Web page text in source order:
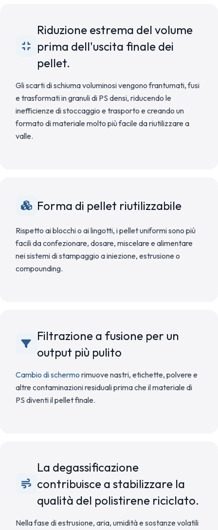
Riduzione estrema del volume
prima dell'uscita finale dei
pellet.
Gli scarti di schiuma voluminosi vengono frantumati, fusi
e trasformati in granuli di PS densi, riducendo le
inefficienze di stoccaggio e trasporto e creando un
formato di materiale molto più facile da riutilizzare a
valle.
Forma di pellet riutilizzabile
Rispetto ai blocchi o ai lingotti, i pellet uniformi sono più
facili da confezionare, dosare, miscelare e alimentare
nei sistemi di stampaggio a iniezione, estrusione o
compounding.
Filtrazione a fusione per un
output più pulito
Cambio di schermo rimuove nastri, etichette, polvere e
altre contaminazioni residuali prima che il materiale di
PS diventi il pellet finale.
La degassificazione
contribuisce a stabilizzare la
qualità del polistirene riciclato.
Nella fase di estrusione, aria, umidità e sostanze volatili